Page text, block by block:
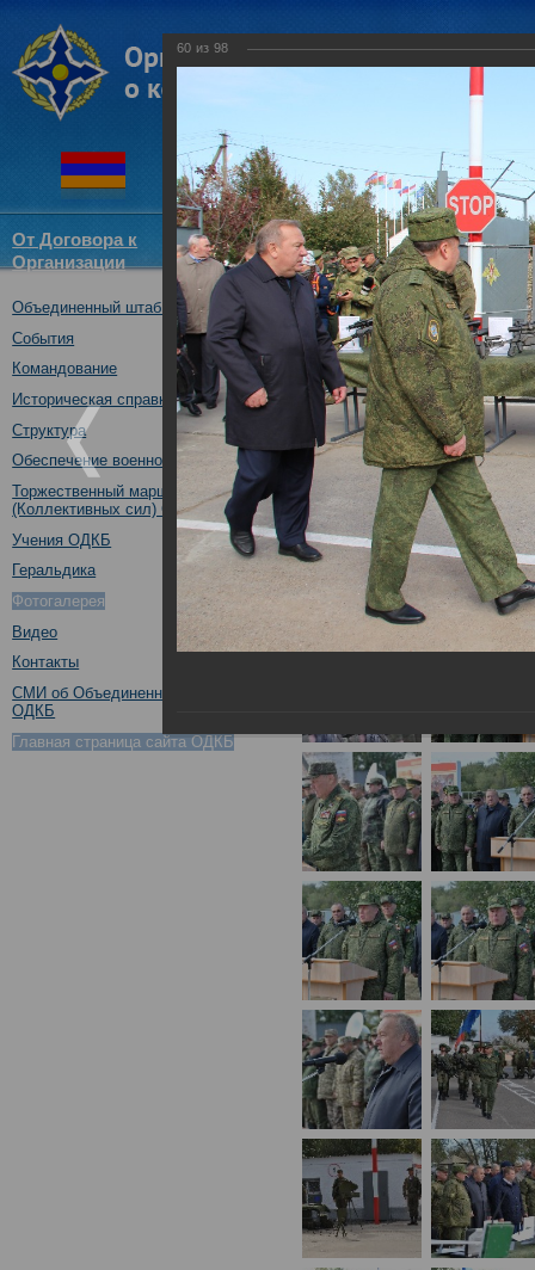
От Договора к
Организации
Структура
ОДКБ
Новости
Объединенный штаб ОДКБ
События
Командование
Историческая справка
Структура
Обеспечение военной безопасности
Торжественный марш Войск
(Коллективных сил) ОДКБ
Учения ОДКБ
Геральдика
Фотогалерея
Видео
Контакты
СМИ об Объединенном штабе
ОДКБ
Главная страница сайта ОДКБ
Открытие оперативно-
03.10.2017
60 из 98